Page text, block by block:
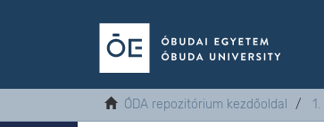
ÓDA repozitórium kezdőoldal